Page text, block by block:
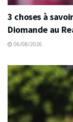
3 choses à
Diomande au
06/08/2026